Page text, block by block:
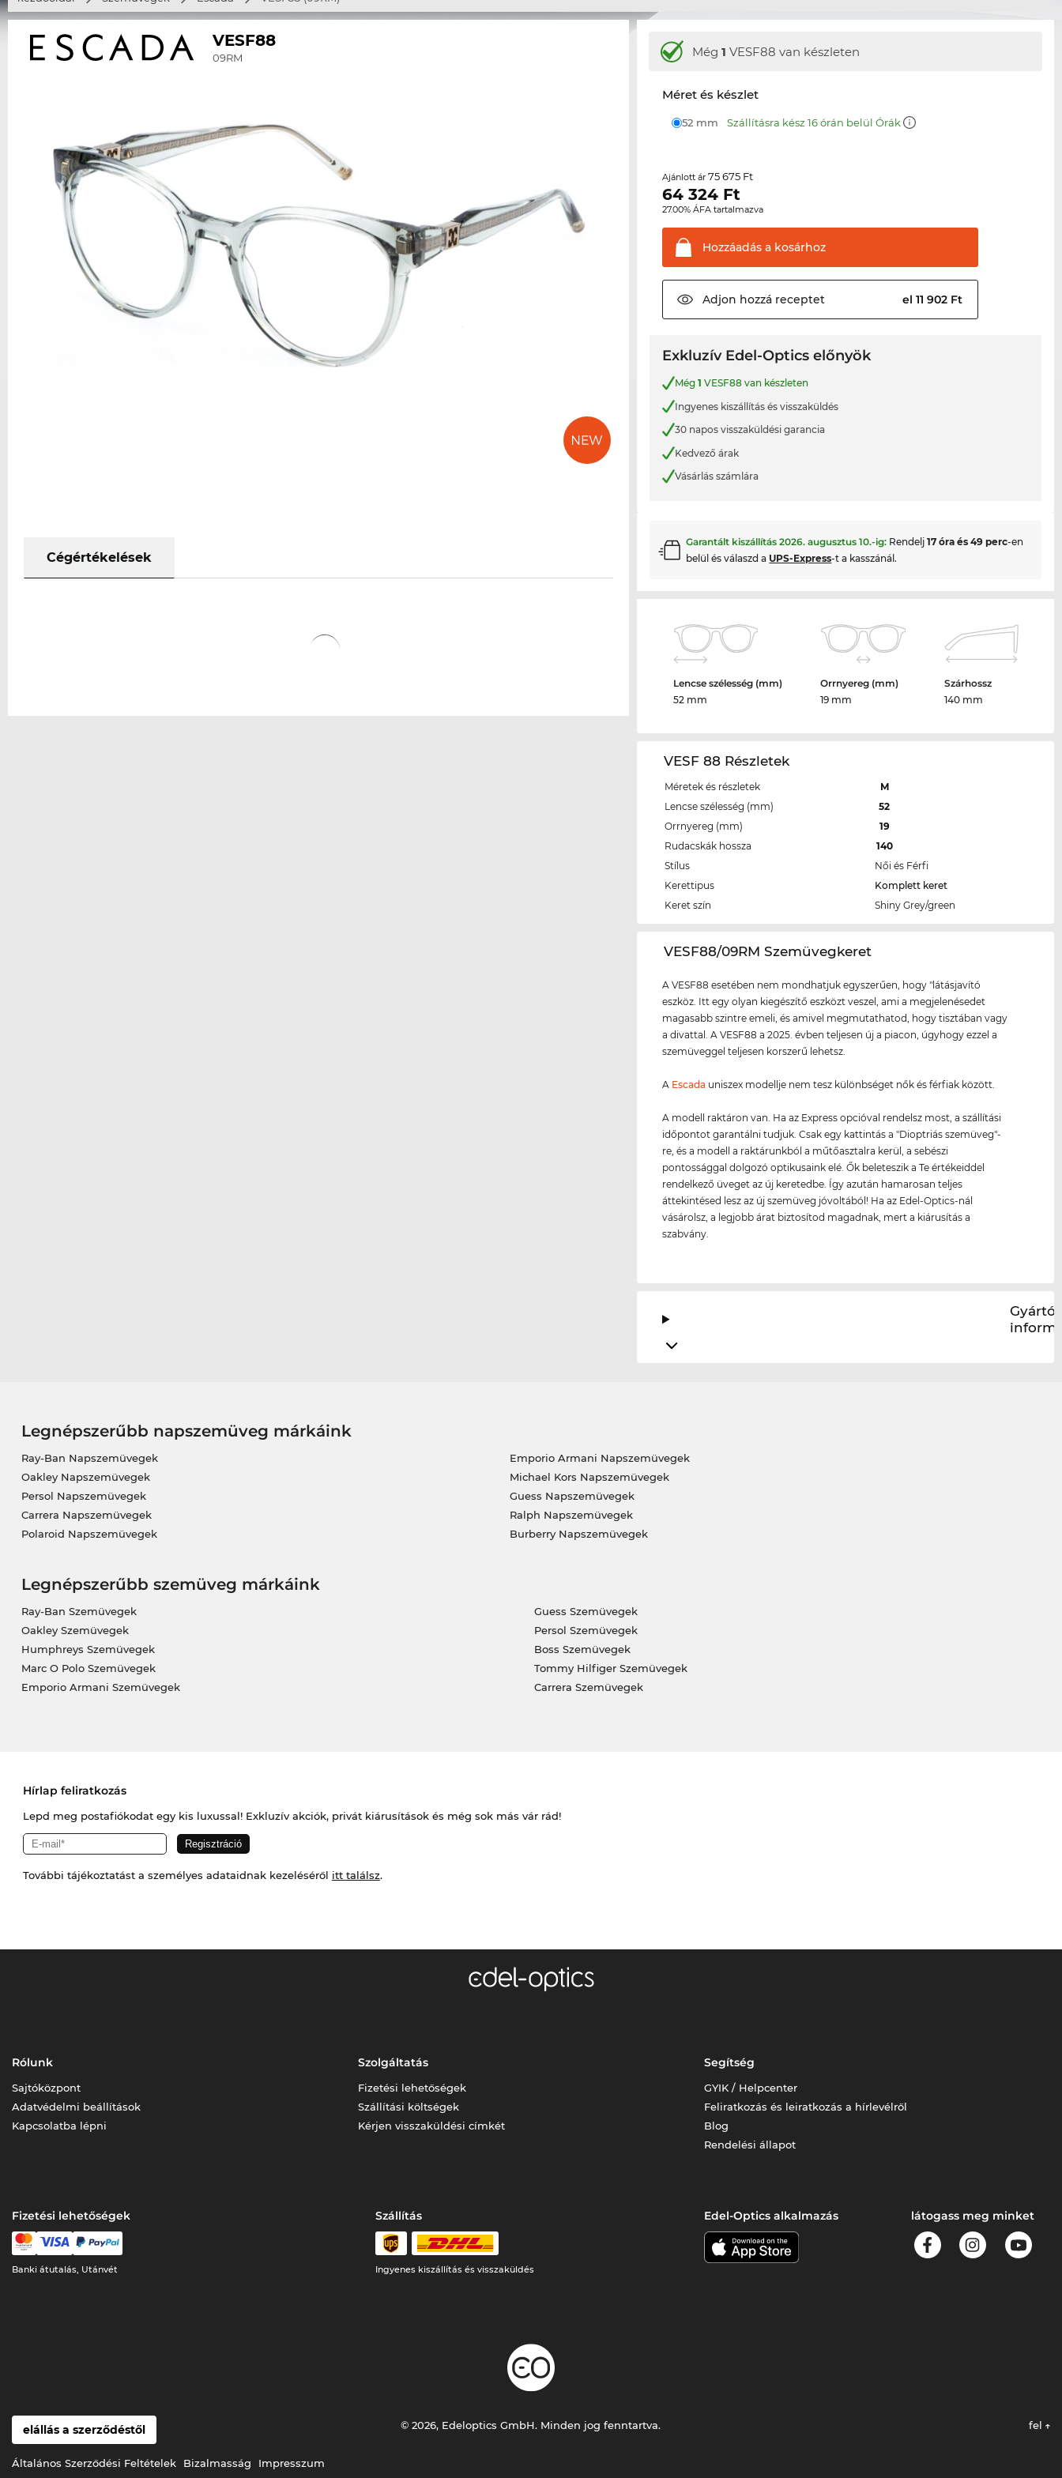
VESF88
09RM
Cégértékelések
Még1 VESF88 van készleten
Méret és készlet
52 mm Szállításra kész 16 órán belül Órák
Ajánlott ár75 675 Ft
64 324 Ft
27.00% ÁFA tartalmazva
Hozzáadás a kosárhoz
Adjon hozzá receptet el 11 902 Ft
Exkluzív Edel-Optics előnyök
Még1 VESF88 van készleten
Ingyenes kiszállítás és visszaküldés
30 napos visszaküldési garancia
Kedvező árak
Vásárlás számlára
Garantált kiszállítás2026. augusztus 10.-ig: Rendelj17 óra és 49 perc-en
belül és válaszd a UPS-Express-t a kasszánál.
Lencse szélesség (mm)
52 mm
Orrnyereg (mm)
19 mm
Szárhossz
140 mm
VESF 88 Részletek
Méretek és részletek
M
Lencse szélesség (mm)
52
Orrnyereg (mm)
19
Rudacskák hossza
140
Stílus
Női és Férfi
Kerettipus
Komplett keret
Keret szín
Shiny Grey/green
‌VESF88/09RM Szemüvegkeret
A VESF88 esetében nem mondhatjuk egyszerűen, hogy "látásjavító
eszköz. Itt egy olyan kiegészítő eszközt veszel, ami a megjelenésedet
magasabb szintre emeli, és amivel megmutathatod, hogy tisztában vagy
a divattal. A VESF88 a 2025. évben teljesen új a piacon, úgyhogy ezzel a
szemüveggel teljesen korszerű lehetsz.
A Escada uniszex modellje nem tesz különbséget nők és férfiak között.
A modell raktáron van. Ha az Express opcióval rendelsz most, a szállítási
időpontot garantálni tudjuk. Csak egy kattintás a "Dioptriás szemüveg"-
re, és a modell a raktárunkból a műtőasztalra kerül, a sebészi
pontossággal dolgozó optikusaink elé. Ők beleteszik a Te értékeiddel
rendelkező üveget az új keretedbe. Így azután hamarosan teljes
áttekintésed lesz az új szemüveg jóvoltából! Ha az Edel-Optics-nál
vásárolsz, a legjobb árat biztosítod magadnak, mert a kiárusítás a
szabvány.
Gyártói
Legnépszerűbb napszemüveg márkáink
Ray-Ban Napszemüvegek
Oakley Napszemüvegek
Persol Napszemüvegek
Carrera Napszemüvegek
Polaroid Napszemüvegek
Emporio Armani Napszemüvegek
Michael Kors Napszemüvegek
Guess Napszemüvegek
Ralph Napszemüvegek
Burberry Napszemüvegek
Legnépszerűbb szemüveg márkáink
Ray-Ban Szemüvegek
Oakley Szemüvegek
Humphreys Szemüvegek
Marc O Polo Szemüvegek
Emporio Armani Szemüvegek
Guess Szemüvegek
Persol Szemüvegek
Boss Szemüvegek
Tommy Hilfiger Szemüvegek
Carrera Szemüvegek
Hírlap feliratkozás
Lepd meg postafiókodat egy kis luxussal! Exkluzív akciók, privát kiárusítások és még sok más vár rád!
További tájékoztatást a személyes adataidnak kezeléséről itt találsz.
Rólunk
Sajtóközpont
Adatvédelmi beállítások
Kapcsolatba lépni
Szolgáltatás
Fizetési lehetőségek
Szállítási költségek
Kérjen visszaküldési címkét
Segítség
GYIK / Helpcenter
Feliratkozás és leiratkozás a hírlevélről
Blog
Rendelési állapot
Fizetési lehetőségek
Banki átutalás, Utánvét
Szállítás
Ingyenes kiszállítás és visszaküldés
Edel-Optics alkalmazás látogass meg minket
elállás a szerződéstől
Általános Szerződési Feltételek Bizalmasság Impresszum
© 2026, Edeloptics GmbH. Minden jog fenntartva. fel